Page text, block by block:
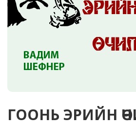
ГООНЬ ЭРИЙН